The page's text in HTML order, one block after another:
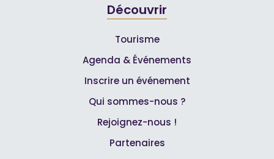
Découvrir
Tourisme
Agenda & Événements
Inscrire un événement
Qui sommes-nous ?
Rejoignez-nous !
Partenaires